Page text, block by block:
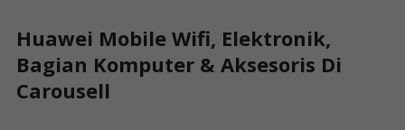
Huawei Mobile Wifi, Elektronik,
Bagian Komputer & Aksesoris Di
Carousell